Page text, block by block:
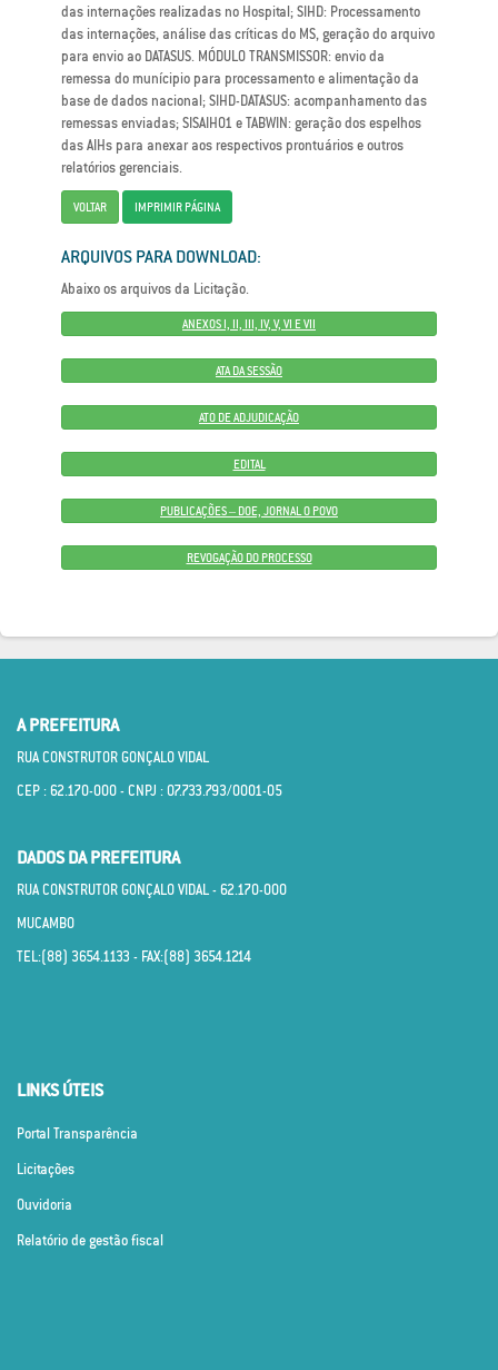
das internações realizadas no Hospital; SIHD: Processamento
das internações, análise das críticas do MS, geração do arquivo
para envio ao DATASUS. MÓDULO TRANSMISSOR: envio da
remessa do munícipio para processamento e alimentação da
base de dados nacional; SIHD-DATASUS: acompanhamento das
remessas enviadas; SISAIH01 e TABWIN: geração dos espelhos
das AIHs para anexar aos respectivos prontuários e outros
relatórios gerenciais.
VOLTAR IMPRIMIR PÁGINA
ARQUIVOS PARA DOWNLOAD:
Abaixo os arquivos da Licitação.
ANEXOS I, II, III, IV, V, VI E VII
ATA DA SESSÃO
ATO DE ADJUDICAÇÃO
EDITAL
PUBLICAÇÕES – DOE, JORNAL O POVO
REVOGAÇÃO DO PROCESSO
A PREFEITURA
RUA CONSTRUTOR GONÇALO VIDAL
CEP : 62.170­-000 - CNPJ : 07.733.793/0001­-05
DADOS DA PREFEITURA
RUA CONSTRUTOR GONÇALO VIDAL - 62.170­-000
MUCAMBO
TEL:(88) 3654.1133 - FAX:(88) 3654.1214
LINKS ÚTEIS
Portal Transparência
Licitações
Ouvidoria
Relatório de gestão fiscal